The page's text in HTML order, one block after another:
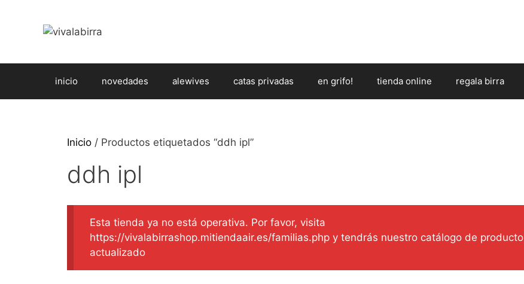
contenido
inicio novedades alewives catas privadas en grifo! tienda online regala birra
Inicio / Productos etiquetados “ddh ipl”
ddh ipl
Esta tienda ya no está operativa. Por favor, visita
https://vivalabirrashop.mitiendaair.es/familias.php y tendrás nuestro catálogo de producto
actualizado